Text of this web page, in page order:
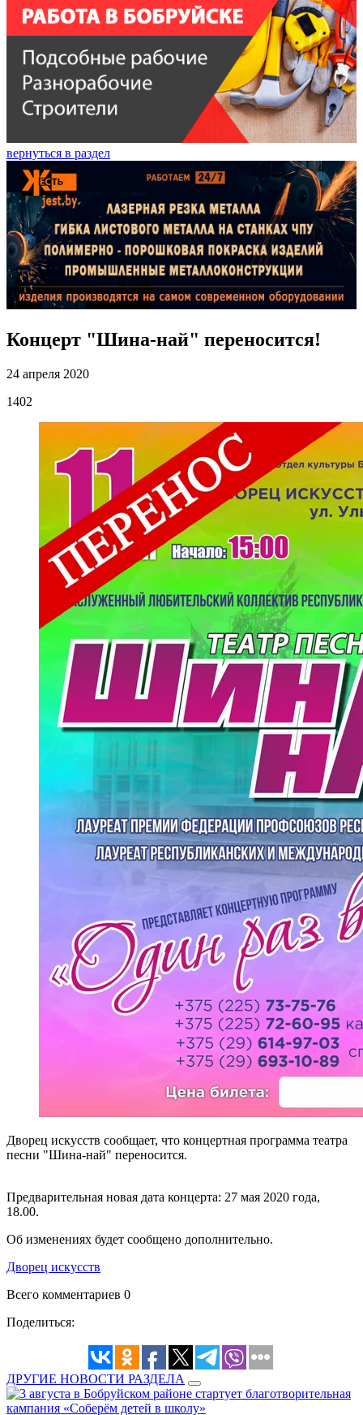
вернуться в раздел
Концерт "Шина-най" переносится!
24 апреля 2020
1402
Дворец искусств сообщает, что концертная программа театра
песни "Шина-най" переносится.
Предварительная новая дата концерта: 27 мая 2020 года,
18.00.
Об изменениях будет сообщено дополнительно.
Дворец искусств
Всего комментариев 0
Поделиться:
ДРУГИЕ НОВОСТИ РАЗДЕЛА